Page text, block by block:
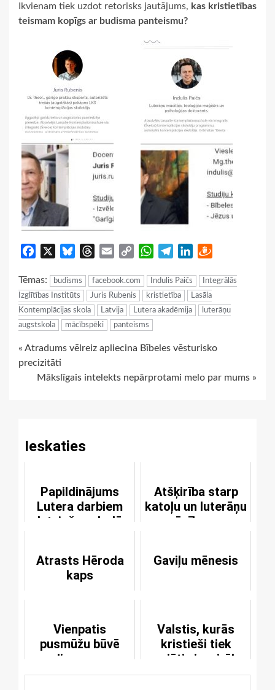
Ikvienam tiek uzdot retorisks jautājums, kas kristietības
teismam kopīgs ar budisma panteismu?
Facebook BlueskyThreads
Email
Copy
WhatsApp
TelegramLinkedIn
Tēmas: budisms facebook.com Indulis Paičs
Integrālās
Izglītības Institūts
Juris Rubenis kristietība
Lasāla
Kontemplācijas skola
Latvija Lutera akadēmija
luterāņu
augstskola
mācībspēki panteisms
Continue
Reading
« Atradums vēlreiz apliecina Bībeles vēsturisko
precizitāti
Mākslīgais intelekts nepārprotami melo par mums »
Ieskaties
Papildinājums
Lutera darbiem
latviešu valodā
Atšķirība starp
katoļu un luterāņu
mācību par
Atrasts Hēroda
kaps
Gaviļu mēnesis
Vienpatis
pusmūžu būvē
dievnamu
Valstis, kurās
kristieši tiek
vajāti visvairāk